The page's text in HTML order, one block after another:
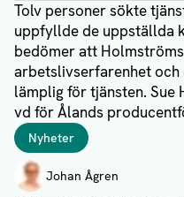
Tolv personer sökte
uppfyllde de uppställda
bedömer att
arbetslivserfarenhet och
lämplig för tjänsten. Sue
vd för Ålands
Taggar
Nyheter
Författare
Johan Ågren
Visa profil